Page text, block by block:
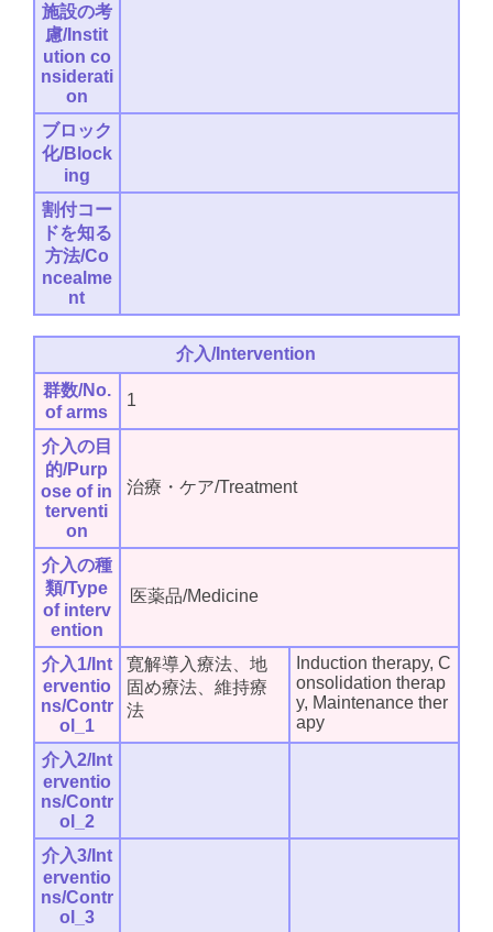
施設の考
慮/Instit
ution co
nsiderati
on
ブロック
化/Block
ing
割付コー
ドを知る
方法/Co
ncealme
nt
介入/Intervention
群数/No.
of arms
1
介入の目
的/Purp
ose of in
terventi
on
治療・ケア/Treatment
介入の種
類/Type
of interv
ention
医薬品/Medicine
介入1/Int
erventio
ns/Contr
ol_1
寛解導入療法、地
固め療法、維持療
法
Induction therapy, C
onsolidation therap
y, Maintenance ther
apy
介入2/Int
erventio
ns/Contr
ol_2
介入3/Int
erventio
ns/Contr
ol_3